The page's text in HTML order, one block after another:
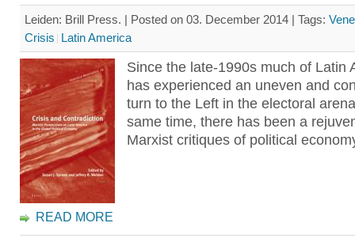
Leiden: Brill Press. | Posted on 03. December 2014 | Tags:
Crisis Latin America
Since the late-1990s much of Latin
has experienced an uneven and
turn to the Left in the electoral
same time, there has been a
Marxist critiques of political
READ MORE